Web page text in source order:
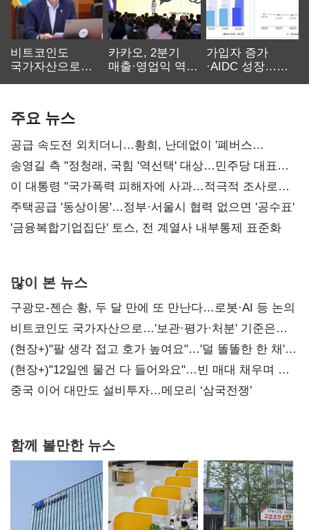
비트코인도
국가자산으로…'
카카오, 2분기
매출·영업익 역대
가입자 증가
·AIDC 성장…
주요 뉴스
공급 속도전 외치더니…황희, 난데없이 '폐버스
리모델링' 제안
송영길 측 "정청래, 국힘 '역선택' 대상…민주당 대표로
총선 지휘 못해"
이 대통령 "국가폭력 피해자에 사과…적극적 조사로
진실 밝혀야"
주택공급 '동상이몽'…정부·서울시 협력 없으면 '공수표'
'금융복합기업집단' 토스, 전 계열사 내부통제 표준화
많이 본 뉴스
구광모-젠슨 황, 두 달 만에 또 만난다…로봇·AI 등 논의
비트코인도 국가자산으로…'보관·평가·처분' 기준은
숙제
(현장+)"팔 생각 접고 호가 높여요"…'덜 똘똘한 한 채'
20억 키맞추기
(현장+)"12일엔 물건 다 들어와요"…빈 매대 채우며 문
연 홈플러스
중국 이어 대만도 설비투자…메모리 ‘삼국전쟁’
함께 볼만한 뉴스